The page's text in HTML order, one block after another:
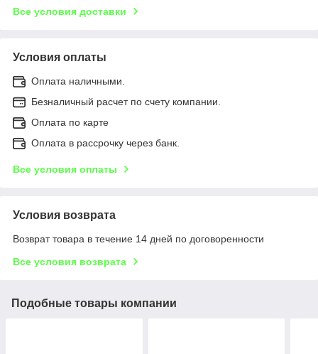
Все условия доставки
Условия оплаты
Оплата наличными.
Безналичный расчет по счету компании.
Оплата по карте
Оплата в рассрочку через банк.
Все условия оплаты
Условия возврата
Возврат товара в течение 14 дней по договоренности
Все условия возврата
Подобные товары компании